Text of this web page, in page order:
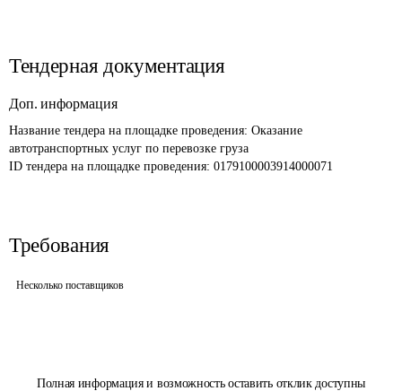
Полная информация и возможность оставить отклик доступны
Тендерная документация
Доп. информация
Название тендера на площадке проведения: Оказание
автотранспортных услуг по перевозке груза
ID тендера на площадке проведения: 0179100003914000071
Требования
Несколько поставщиков